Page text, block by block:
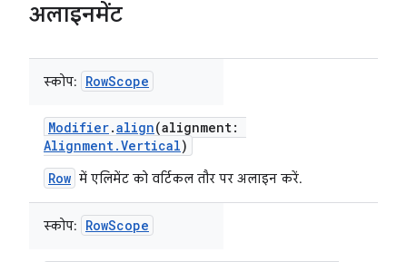
अलाइनमेंट
स्कोप: RowScope
Modifier.align(alignment:
Alignment.Vertical)
Row में एलिमेंट को वर्टिकल तौर पर अलाइन करें.
स्कोप: RowScope